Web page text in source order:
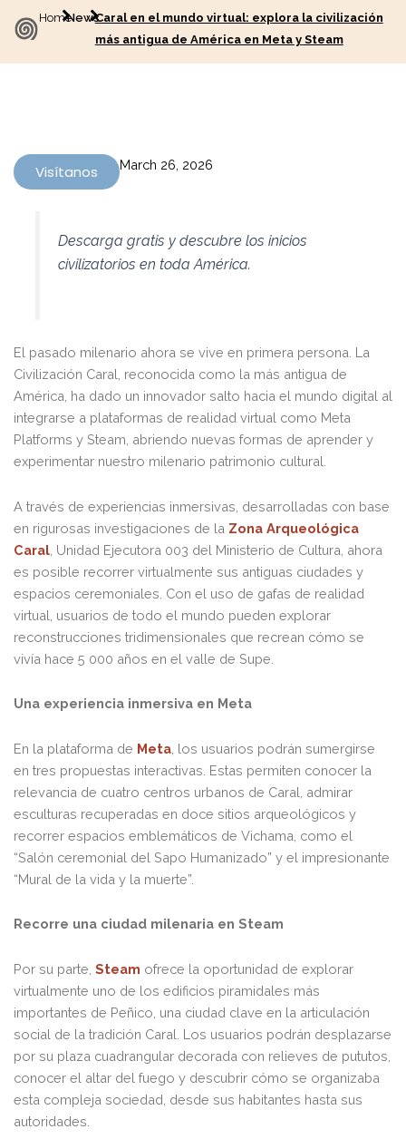
HomeNewsCaral en el mundo virtual: explora la civilización
más antigua de América en Meta y Steam
Visítanos March 26, 2026
Descarga gratis y descubre los inicios
civilizatorios en toda América.
El pasado milenario ahora se vive en primera persona. La
Civilización Caral, reconocida como la más antigua de
América, ha dado un innovador salto hacia el mundo digital al
integrarse a plataformas de realidad virtual como Meta
Platforms y Steam, abriendo nuevas formas de aprender y
experimentar nuestro milenario patrimonio cultural.
A través de experiencias inmersivas, desarrolladas con base
en rigurosas investigaciones de la Zona Arqueológica
Caral , Unidad Ejecutora 003 del Ministerio de Cultura, ahora
es posible recorrer virtualmente sus antiguas ciudades y
espacios ceremoniales. Con el uso de gafas de realidad
virtual, usuarios de todo el mundo pueden explorar
reconstrucciones tridimensionales que recrean cómo se
vivía hace 5 000 años en el valle de Supe.
Una experiencia inmersiva en Meta
En la plataforma de Meta , los usuarios podrán sumergirse
en tres propuestas interactivas. Estas permiten conocer la
relevancia de cuatro centros urbanos de Caral, admirar
esculturas recuperadas en doce sitios arqueológicos y
recorrer espacios emblemáticos de Vichama, como el
“Salón ceremonial del Sapo Humanizado” y el impresionante
“Mural de la vida y la muerte”.
Recorre una ciudad milenaria en Steam
Por su parte, Steam ofrece la oportunidad de explorar
virtualmente uno de los edificios piramidales más
importantes de Peñico, una ciudad clave en la articulación
social de la tradición Caral. Los usuarios podrán desplazarse
por su plaza cuadrangular decorada con relieves de pututos,
conocer el altar del fuego y descubrir cómo se organizaba
esta compleja sociedad, desde sus habitantes hasta sus
autoridades.